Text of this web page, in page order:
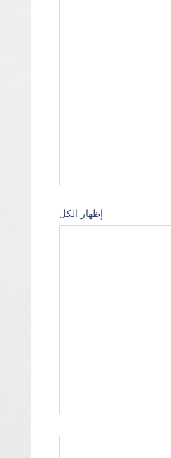
إظهار الكل